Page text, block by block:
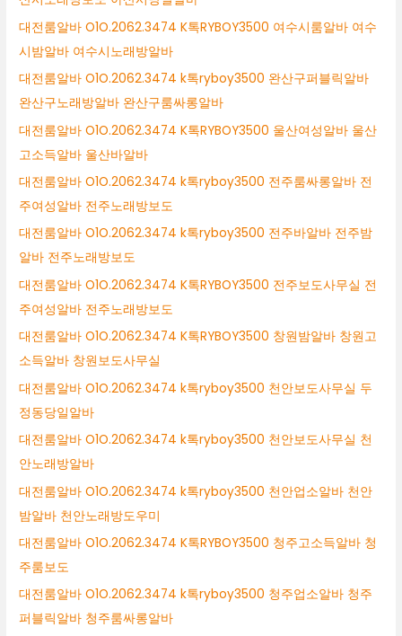
대전룸알바 O1O.2062.3474 K톡RYBOY3500 여수시룸알바 여수
시밤알바 여수시노래방알바
대전룸알바 O1O.2062.3474 k톡ryboy3500 완산구퍼블릭알바
완산구노래방알바 완산구룸싸롱알바
대전룸알바 O1O.2062.3474 K톡RYBOY3500 울산여성알바 울산
고소득알바 울산바알바
대전룸알바 O1O.2062.3474 k톡ryboy3500 전주룸싸롱알바 전
주여성알바 전주노래방보도
대전룸알바 O1O.2062.3474 k톡ryboy3500 전주바알바 전주밤
알바 전주노래방보도
대전룸알바 O1O.2062.3474 K톡RYBOY3500 전주보도사무실 전
주여성알바 전주노래방보도
대전룸알바 O1O.2062.3474 K톡RYBOY3500 창원밤알바 창원고
소득알바 창원보도사무실
대전룸알바 O1O.2062.3474 k톡ryboy3500 천안보도사무실 두
정동당일알바
대전룸알바 O1O.2062.3474 k톡ryboy3500 천안보도사무실 천
안노래방알바
대전룸알바 O1O.2062.3474 k톡ryboy3500 천안업소알바 천안
밤알바 천안노래방도우미
대전룸알바 O1O.2062.3474 K톡RYBOY3500 청주고소득알바 청
주룸보도
대전룸알바 O1O.2062.3474 k톡ryboy3500 청주업소알바 청주
퍼블릭알바 청주룸싸롱알바